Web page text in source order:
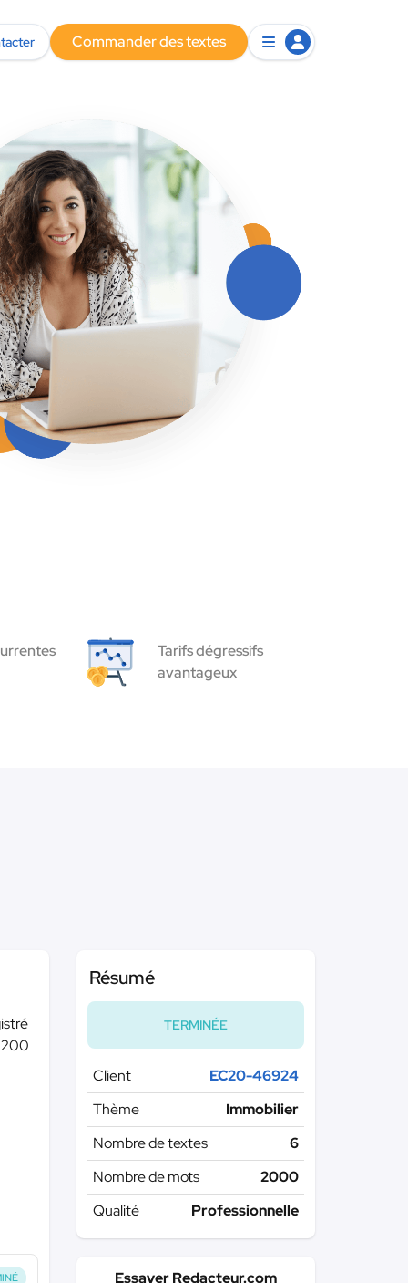
Commander des textes
Tarifs dégressifs
avantageux
200
Résumé
TERMINÉE
Client
EC20-46924
Thème
Immobilier
Nombre de textes
6
Nombre de mots
2000
Qualité
Professionnelle
Essayer Redacteur.com